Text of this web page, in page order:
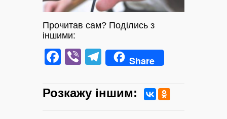
Прочитав сам? Поділись з
іншими:
Facebook
ViberTelegram
Share
Розкажу iншим: